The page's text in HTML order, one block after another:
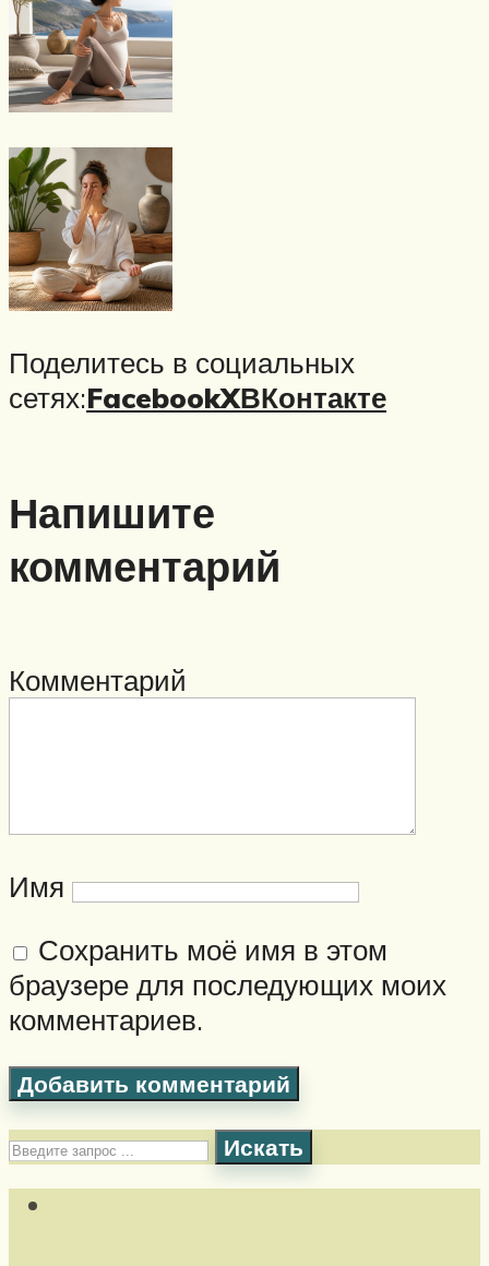
Поделитесь в социальных
сетях:FacebookXВКонтакте
Напишите
комментарий
Комментарий
Имя
Сохранить моё имя в этом
браузере для последующих моих
комментариев.
Искать